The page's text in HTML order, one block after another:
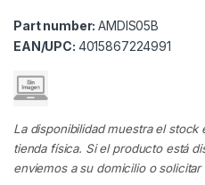
Part number:AMDIS05B
EAN/UPC: 4015867224991
La disponibilidad muestra el
tienda física. Si el producto está
enviemos a su domicilio o solicitar